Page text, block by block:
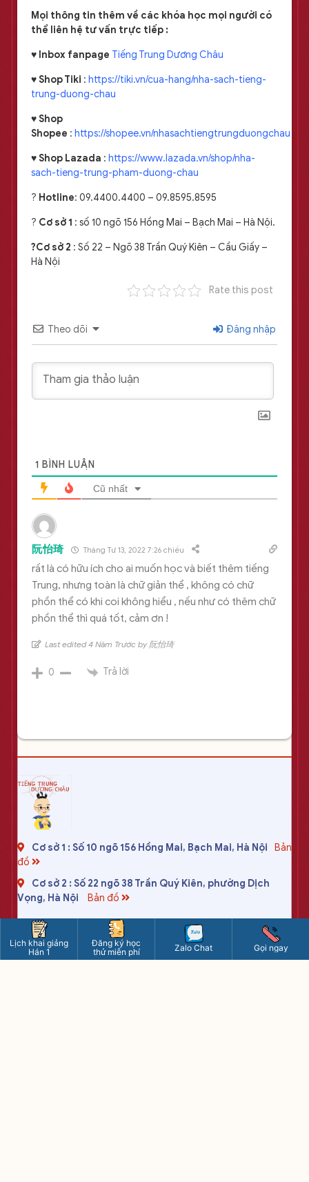
Mọi thông tin thêm về các khóa học mọi người có
thể liên hệ tư vấn trực tiếp :
♥ Inbox fanpage Tiếng Trung Dương Châu
♥Shop Tiki : https://tiki.vn/cua-hang/nha-sach-tieng-
trung-duong-chau
♥Shop
Shopee : https://shopee.vn/nhasachtiengtrungduongchau
♥Shop Lazada : https://www.lazada.vn/shop/nha-
sach-tieng-trung-pham-duong-chau
? Hotline: 09.4400.4400 – 09.8595.8595
?️ Cơ sở 1 : số 10 ngõ 156 Hồng Mai – Bạch Mai – Hà Nội.
?️Cơ sở 2 : Số 22 – Ngõ 38 Trần Quý Kiên – Cầu Giấy –
Hà Nội
Rate this post
Theo dõi Đăng nhập
1 BÌNH LUẬN
Cũ nhất
阮怡琦 Tháng Tư 13, 2022 7:26 chiều
rất là có hữu ích cho ai muốn học và biết thêm tiếng
Trung, nhưng toàn là chữ giản thể , không có chữ
phồn thể có khi coi không hiểu , nếu như có thêm chữ
phồn thể thì quá tốt, cảm ơn !
Last edited 4 Năm Trước by 阮怡琦
0 Trả lời
Cơ sở 1 : Số 10 ngõ 156 Hồng Mai, Bạch Mai, Hà Nội
Bản
đồ
Cơ sở 2 : Số 22 ngõ 38 Trần Quý Kiên, phường Dịch
Vọng, Hà Nội
Bản đồ
HOTLINE
Học online : 09.6585.6585
Cơ sở 1 : 09.4400.4400
Cơ sở 2 : 09.8595.8595
Lịch khai giảng
Hán 1
Đăng ký học
thử miễn phí
Zalo Chat Gọi ngay